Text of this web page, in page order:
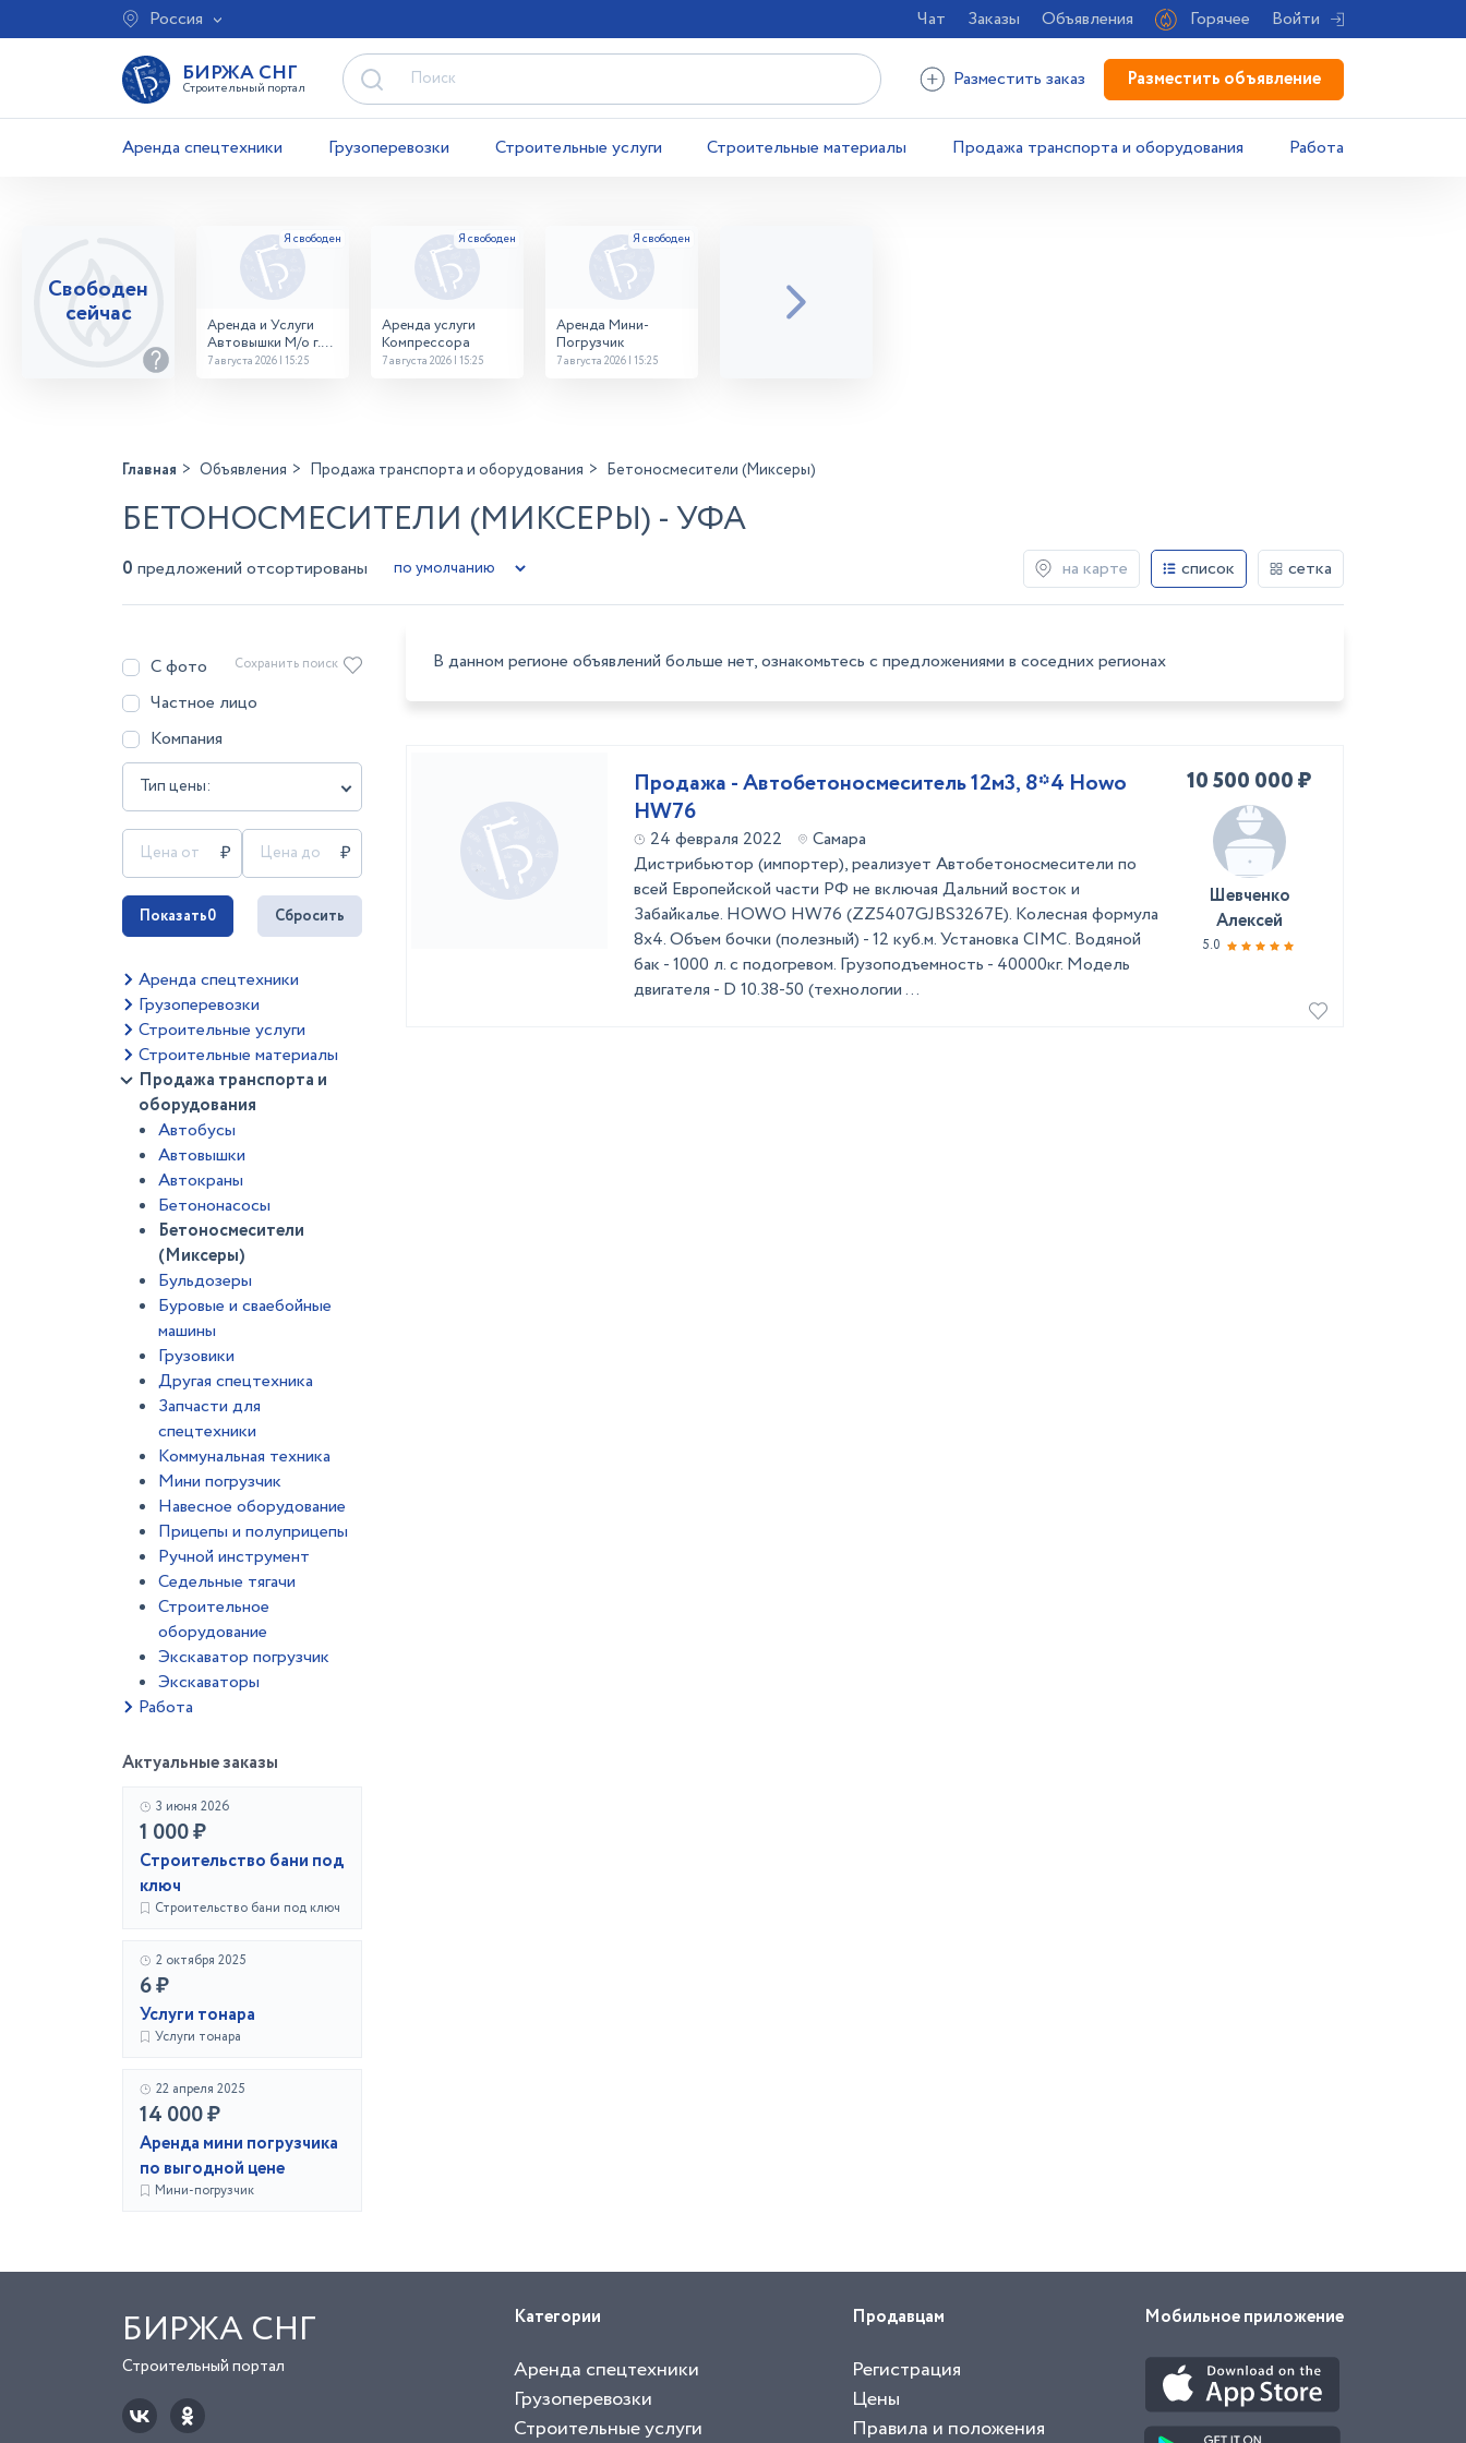
Россия Чат Заказы Объявления Горячее Войти
БИРЖА СНГ
Строительный портал Разместить заказ Разместить объявление
Аренда спецтехники Грузоперевозки Строительные услуги Строительные материалы Продажа транспорта и оборудования Работа
Свободен
сейчас
Аренда и Услуги
Автовышки М/о г.
Домодедово
7 августа 2026 | 15:25
Аренда услуги
Компрессора
7 августа 2026 | 15:25
Аренда Мини-
Погрузчик
7 августа 2026 | 15:25
Главная Объявления Продажа транспорта и оборудования Бетоносмесители (Миксеры)
БЕТОНОСМЕСИТЕЛИ (МИКСЕРЫ) - УФА
0 предложений отсортированы на карте список сетка
С фото
Частное лицо
Компания
Тип цены:
Сохранить поиск
Показать0 Сбросить
Аренда спецтехники
Грузоперевозки
Строительные услуги
Строительные материалы
Продажа транспорта и
оборудования
Автобусы
Автовышки
Автокраны
Бетононасосы
Бетоносмесители
(Миксеры)
Бульдозеры
Буровые и сваебойные
машины
Грузовики
Другая спецтехника
Запчасти для
спецтехники
Коммунальная техника
Мини погрузчик
Навесное оборудование
Прицепы и полуприцепы
Ручной инструмент
Седельные тягачи
Строительное
оборудование
Экскаватор погрузчик
Экскаваторы
Работа
Актуальные заказы
3 июня 2026
1 000 ₽
Строительство бани под
ключ
Строительство бани под ключ
2 октября 2025
6 ₽
Услуги тонара
Услуги тонара
22 апреля 2025
14 000 ₽
Аренда мини погрузчика
по выгодной цене
Мини-погрузчик
В данном регионе объявлений больше нет, ознакомьтесь с предложениями в соседних регионах
Продажа - Автобетоносмеситель 12м3, 8*4 Howo
HW76
24 февраля 2022
Самара
Дистрибьютор (импортер), реализует Автобетоносмесители по
всей Европейской части РФ не включая Дальний восток и
Забайкалье. HOWO HW76 (ZZ5407GJBS3267E). Колесная формула
8х4. Объем бочки (полезный) - 12 куб.м. Установка CIMC. Водяной
бак - 1000 л. с подогревом. Грузоподъемность - 40000кг. Модель
двигателя - D 10.38-50 (технологии ...
10 500 000 ₽
Шевченко
Алексей
5.0
БИРЖА СНГ
Строительный портал
Категории
Аренда спецтехники
Грузоперевозки
Строительные услуги
Продавцам
Регистрация
Цены
Правила и положения
Мобильное приложение